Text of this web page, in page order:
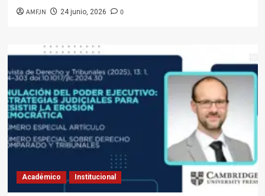
AMFJN 24 junio, 2026 0
Académico Institucional